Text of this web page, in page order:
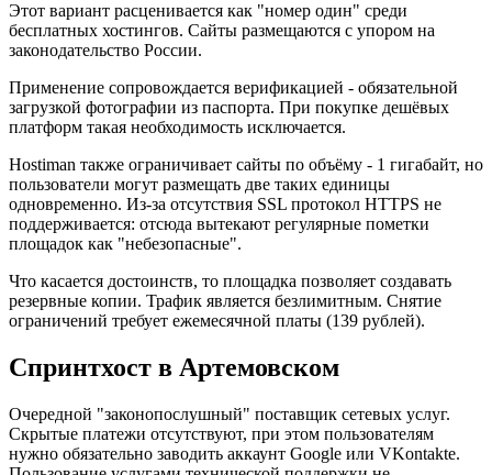
Этот вариант расценивается как "номер один" среди
бесплатных хостингов. Сайты размещаются с упором на
законодательство России.
Применение сопровождается верификацией - обязательной
загрузкой фотографии из паспорта. При покупке дешёвых
платформ такая необходимость исключается.
Hostiman также ограничивает сайты по объёму - 1 гигабайт, но
пользователи могут размещать две таких единицы
одновременно. Из-за отсутствия SSL протокол HTTPS не
поддерживается: отсюда вытекают регулярные пометки
площадок как "небезопасные".
Что касается достоинств, то площадка позволяет создавать
резервные копии. Трафик является безлимитным. Снятие
ограничений требует ежемесячной платы (139 рублей).
Спринтхост в Артемовском
Очередной "законопослушный" поставщик сетевых услуг.
Скрытые платежи отсутствуют, при этом пользователям
нужно обязательно заводить аккаунт Google или VKontakte.